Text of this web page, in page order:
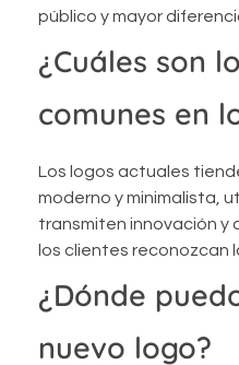
público y mayor
¿Cuáles son
comunes en
Los logos actuales
moderno y minimalista,
transmiten innovación y
los clientes reconozcan
¿Dónde
nuevo logo?